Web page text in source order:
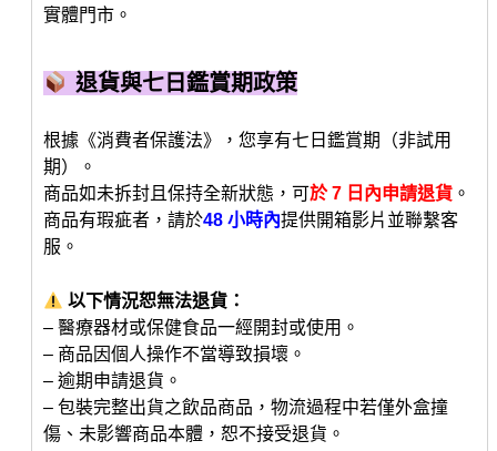
實體門市。
退貨與七日鑑賞期政策
根據《消費者保護法》，您享有七日鑑賞期（非試用
期）。
商品如未拆封且保持全新狀態，可於 7 日內申請退貨 。
商品有瑕疵者，請於48 小時內提供開箱影片並聯繫客
服。
以下情況恕無法退貨：
– 醫療器材或保健食品一經開封或使用。
– 商品因個人操作不當導致損壞。
– 逾期申請退貨。
– 包裝完整出貨之飲品商品，物流過程中若僅外盒撞
傷、未影響商品本體，恕不接受退貨。